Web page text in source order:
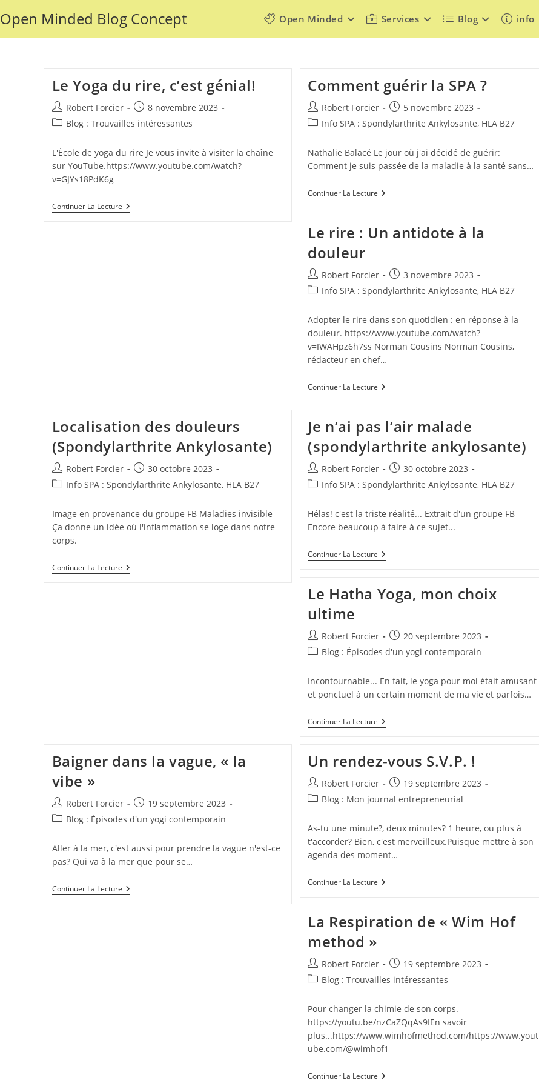
to
content
Open Minded Blog Concept Open Minded Services Blog info
Le Yoga du rire, c’est génial!
Auteur/autrice
de
publication :
Robert Forcier
Publication
publiée :
8 novembre 2023
PostBlog : Trouvailles intéressantes
L'École de yoga du rire Je vous invite à visiter la chaîne
sur YouTube.https://www.youtube.com/watch?
v=GJYs18PdK6g
Continuer La LectureLe
Yoga
Comment guérir la SPA ?
Auteur/autrice
de
Robert Forcier
Publication
publiée :
5 novembre 2023
PostInfo SPA : Spondylarthrite Ankylosante, HLA B27
Nathalie Balacé Le jour où j'ai décidé de guérir:
Comment je suis passée de la maladie à la santé sans…
Continuer La Lecture Comment
Guérir
?
Le rire : Un antidote à la
douleur
Auteur/autrice
de
Robert Forcier
Publication
publiée :
3 novembre 2023
PostInfo SPA : Spondylarthrite Ankylosante, HLA B27
Adopter le rire dans son quotidien : en réponse à la
douleur. https://www.youtube.com/watch?
v=IWAHpz6h7ss Norman Cousins Norman Cousins,
rédacteur en chef…
Continuer La Lecture Le
Rire
Antidote
À
La
Douleur
Localisation des douleurs
(Spondylarthrite Ankylosante)
Auteur/autrice
de
Robert Forcier
Publication
publiée :
30 octobre 2023
PostInfo SPA : Spondylarthrite Ankylosante, HLA B27
Image en provenance du groupe FB Maladies invisible
Ça donne un idée où l'inflammation se loge dans notre
corps.
Continuer La LectureLocalisation
Des
Je n’ai pas l’air malade
(spondylarthrite ankylosante)
Auteur/autrice
de
Robert Forcier
Publication
publiée :
30 octobre 2023
PostInfo SPA : Spondylarthrite Ankylosante, HLA B27
Hélas! c'est la triste réalité... Extrait d'un groupe FB
Encore beaucoup à faire à ce sujet...
Continuer La Lecture Je
N’ai
Malade
(spondylarthrite
Le Hatha Yoga, mon choix
ultime
Auteur/autrice
de
Robert Forcier
Publication
publiée :
20 septembre 2023
PostBlog : Épisodes d'un yogi contemporain
Incontournable... En fait, le yoga pour moi était amusant
et ponctuel à un certain moment de ma vie et parfois…
Continuer La Lecture Le
Hatha
Choix
Ultime
Baigner dans la vague, « la
vibe »
Auteur/autrice
de
Robert Forcier
Publication
publiée :
19 septembre 2023
PostBlog : Épisodes d'un yogi contemporain
Aller à la mer, c'est aussi pour prendre la vague n'est-ce
pas? Qui va à la mer que pour se…
Continuer La LectureBaigner
Dans
Un rendez-vous S.V.P. !
Auteur/autrice
de
Robert Forcier
Publication
publiée :
19 septembre 2023
PostBlog : Mon journal entrepreneurial
As-tu une minute?, deux minutes? 1 heure, ou plus à
t'accorder? Bien, c'est merveilleux.Puisque mettre à son
agenda des moment…
Continuer La Lecture Un
Rendez-
!
La Respiration de « Wim Hof
method »
Auteur/autrice
de
Robert Forcier
Publication
publiée :
19 septembre 2023
PostBlog : Trouvailles intéressantes
Pour changer la chimie de son corps.
https://youtu.be/nzCaZQqAs9IEn savoir
plus...https://www.wimhofmethod.com/https://www.yout
ube.com/@wimhof1
Continuer La Lecture La